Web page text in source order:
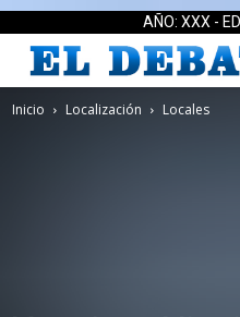
AÑO: XXX -
Inicio Localización Locales